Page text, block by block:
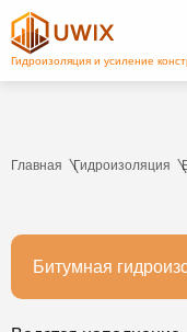
Главная Гидроизоляция
Битумная